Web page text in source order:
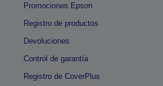
Promociones Epson
Registro de productos
Devoluciones
Control de garantía
Registro de CoverPlus